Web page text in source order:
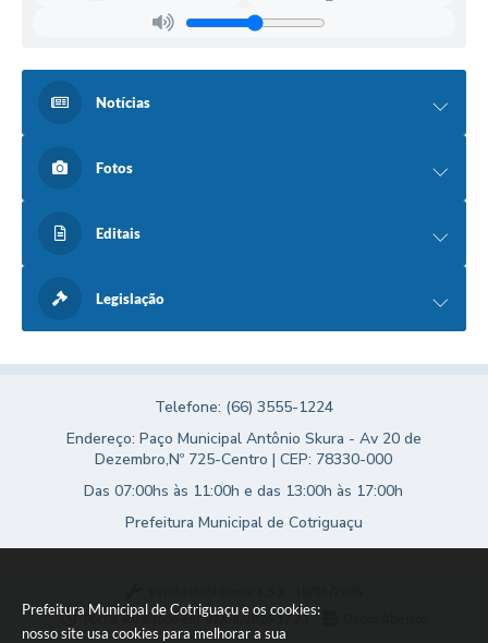
Prefeitura Municipal de Cotriguaçu e os cookies:
nosso site usa cookies para melhorar a sua
Notícias
Fotos
Editais
Legislação
Telefone: (66) 3555-1224
Endereço: Paço Municipal Antônio Skura - Av 20 de
Dezembro,Nº 725-Centro | CEP: 78330-000
Das 07:00hs às 11:00h e das 13:00h às 17:00h
Prefeitura Municipal de Cotriguaçu
Portal atualizado em:07/08/2026 17:23